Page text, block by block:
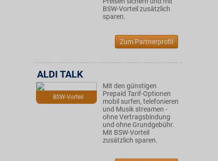
BSW-Vorteil zusätzlich
sparen.
Zum Partnerprofil
BSW-Vorteil
ALDI TALK
Mit den günstigen
Prepaid Tarif-Optionen
mobil surfen, telefonieren
und Musik streamen -
ohne Vertragsbindung
und ohne Grundgebühr.
Mit BSW-Vorteil
zusätzlich sparen.